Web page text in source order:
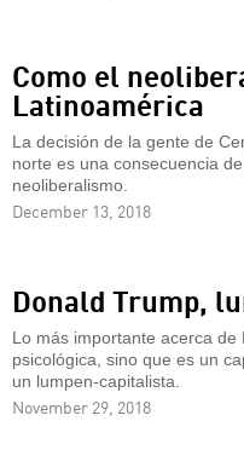
Como el
Latinoamérica
La decisión de la gente de
norte es una consecuencia
neoliberalismo.
December 13, 2018
Donald Trump,
Lo más importante acerca
psicológica, sino que es un
un lumpen-capitalista.
November 29, 2018